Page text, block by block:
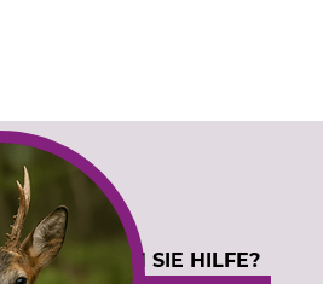
SERVICE
Katalogbestellung
BENÖTIGEN SIE HILFE?